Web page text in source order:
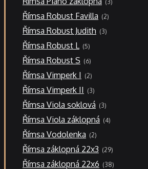
3
produkty
Římsa Robust Favilla 22
produkty
Římsa Robust Judith 33
produkty
Římsa Robust L 55
produktů
Římsa Robust S 66
produktů
Římsa Vimperk I 22
produkty
Římsa Vimperk II 33
produkty
Římsa Viola soklová 33
produkty
Římsa Viola záklopná 44
produkty
Římsa Vodolenka 22
produkty
Římsa záklopná 22x3 2929
produktů
Římsa záklopná 22x6 3838